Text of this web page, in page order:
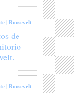
|Roosevelt
de
|Roosevelt